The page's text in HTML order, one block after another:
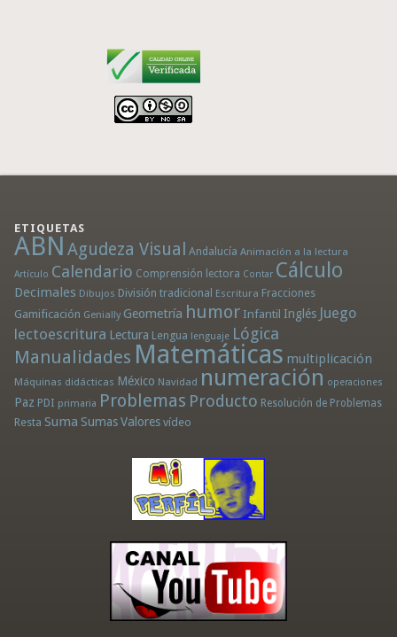
ETIQUETAS
ABN Agudeza Visual Andalucía Animación a la lectura
Artículo Calendario Comprensión lectora Contar Cálculo
Decimales Dibujos División tradicional Escritura Fracciones
Gamificación Genially Geometría humor Infantil Inglés Juego
lectoescritura Lectura Lengua lenguaje Lógica
Manualidades Matemáticas multiplicación
Máquinas didácticas México Navidad numeración operaciones
Paz PDI primaria Problemas Producto Resolución de Problemas
Resta Suma Sumas Valores vídeo